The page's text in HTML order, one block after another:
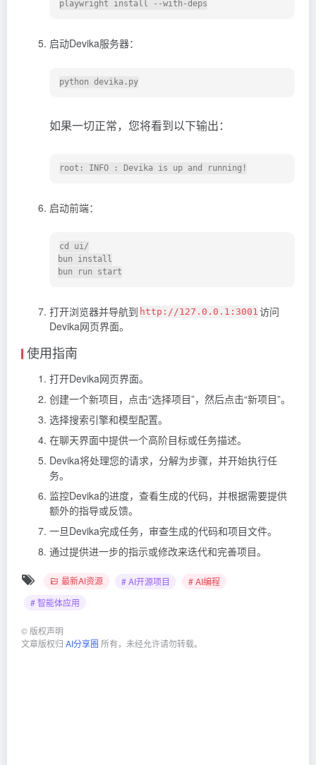
启动Devika服务器：
如果一切正常，您将看到以下输出：
启动前端：
cd ui/
bun install
打开浏览器并导航到 http://127.0.0.1:3001 访问
Devika网页界面。
使用指南
打开Devika网页界面。
创建一个新项目，点击“选择项目”，然后点击“新项目”。
选择搜索引擎和模型配置。
在聊天界面中提供一个高阶目标或任务描述。
Devika将处理您的请求，分解为步骤，并开始执行任
务。
监控Devika的进度，查看生成的代码，并根据需要提供
额外的指导或反馈。
一旦Devika完成任务，审查生成的代码和项目文件。
通过提供进一步的指示或修改来迭代和完善项目。
最新AI资源 # AI开源项目
# AI编程
# 智能体应用
© 版权声明
文章版权归 AI分享圈 所有，未经允许请勿转载。